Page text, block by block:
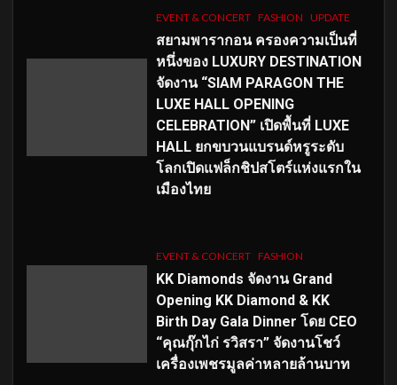
EVENT & CONCERT FASHION UPDATE
สยามพารากอน ครองความเป็นที่
หนึ่งของ LUXURY DESTINATION
จัดงาน “SIAM PARAGON THE
LUXE HALL OPENING
CELEBRATION” เปิดพื้นที่ LUXE
HALL ยกขบวนแบรนด์หรูระดับ
โลกเปิดแฟล็กชิปสโตร์แห่งแรกใน
เมืองไทย
EVENT & CONCERT FASHION
KK Diamonds จัดงาน Grand
Opening KK Diamond & KK
Birth Day Gala Dinner โดย CEO
“คุณกุ๊กไก่ รวิสรา” จัดงานโชว์
เครื่องเพชรมูลค่าหลายล้านบาท